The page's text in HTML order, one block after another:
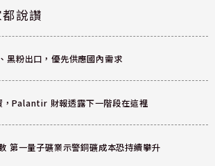
說讚
黑粉出口，優先供應國內需求
，Palantir 財報透露下一階段在這裡
第一量子礦業示警銅礦成本恐持續攀升